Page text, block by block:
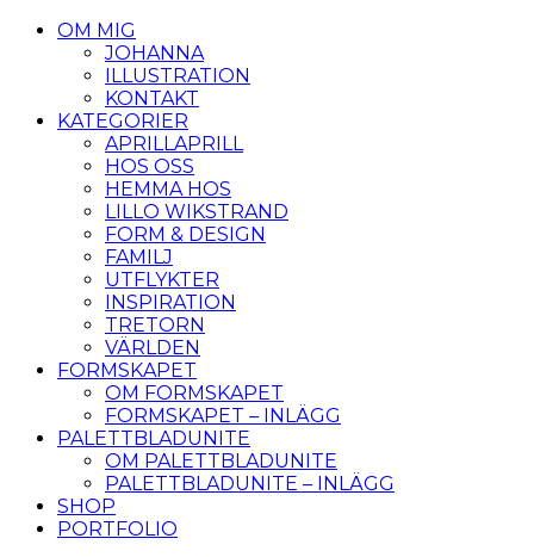
OM MIG
JOHANNA
ILLUSTRATION
KONTAKT
KATEGORIER
APRILLAPRILL
HOS OSS
HEMMA HOS
LILLO WIKSTRAND
FORM & DESIGN
FAMILJ
UTFLYKTER
INSPIRATION
TRETORN
VÄRLDEN
FORMSKAPET
OM FORMSKAPET
FORMSKAPET – INLÄGG
PALETTBLADUNITE
OM PALETTBLADUNITE
PALETTBLADUNITE – INLÄGG
SHOP
PORTFOLIO